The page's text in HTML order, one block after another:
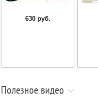
630 руб.
Полезное видео